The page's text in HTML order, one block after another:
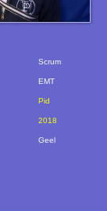
Scrum
EMT
Pid
2018
Geel